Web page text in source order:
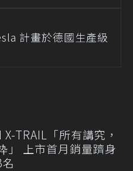
計畫於德國生產級
X-TRAIL「所有講究，
」 上市首月銷量躋身